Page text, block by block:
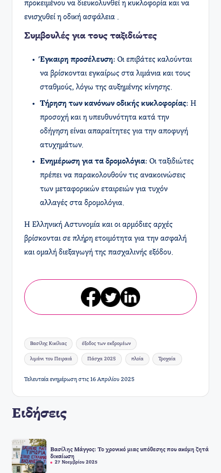
προκειμένου να διευκολυνθεί η κυκλοφορία και να
ενισχυθεί η οδική ασφάλεια .​
Συμβουλές για τους ταξιδιώτες
Έγκαιρη προσέλευση: Οι επιβάτες καλούνται
να βρίσκονται εγκαίρως στα λιμάνια και τους
σταθμούς, λόγω της αυξημένης κίνησης.​
Τήρηση των κανόνων οδικής κυκλοφορίας: Η
προσοχή και η υπευθυνότητα κατά την
οδήγηση είναι απαραίτητες για την αποφυγή
ατυχημάτων.​
Ενημέρωση για τα δρομολόγια: Οι ταξιδιώτες
πρέπει να παρακολουθούν τις ανακοινώσεις
των μεταφορικών εταιρειών για τυχόν
αλλαγές στα δρομολόγια.​
Η Ελληνική Αστυνομία και οι αρμόδιες αρχές
βρίσκονται σε πλήρη ετοιμότητα για την ασφαλή
και ομαλή διεξαγωγή της πασχαλινής εξόδου.​
Ετικέτες:
Βασίλης Κικίλιας έξοδος των εκδρομέων
λιμάνι του Πειραιά Πάσχα 2025 πλοία Τροχαία
Τελευταία ενημέρωση στις 16 Απριλίου 2025
Ειδήσεις
Βασίλης Μάγγος: Το χρονικό μιας υπόθεσης που ακόμη ζητά
δικαίωση
27 Νοεμβρίου 2025